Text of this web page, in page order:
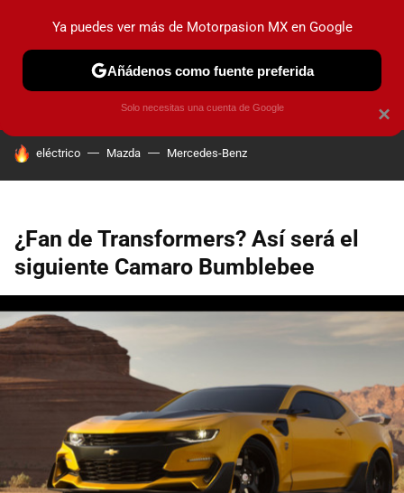
PRUEBAS INDUSTRIA HOY NO CIRCULA
HOY SE HABLA DE
eléctrico Mazda Mercedes-Benz
¿Fan de Transformers? Así será el
siguiente Camaro Bumblebee
×
Ya puedes ver más de Motorpasion MX en Google
Añádenos como fuente preferida
Solo necesitas una cuenta de Google